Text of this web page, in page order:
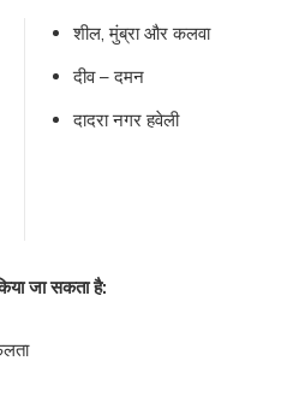
शील, मुंब्रा और कलवा
दीव – दमन
दादरा नगर हवेली
जा सकता है: